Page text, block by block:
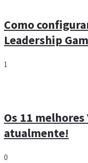
Como
Leadership
1
Os 11
atualmente!
0